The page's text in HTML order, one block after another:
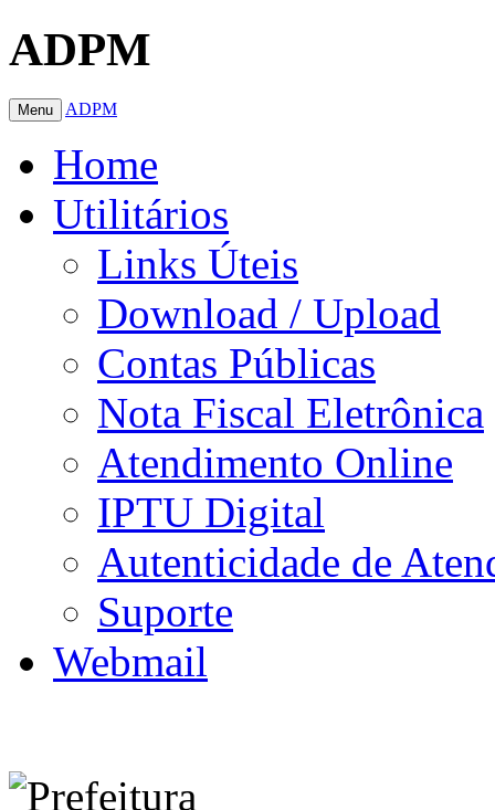
ADPM
Menu ADPM
Home
Utilitários
Links Úteis
Download / Upload
Contas Públicas
Nota Fiscal Eletrônica
Atendimento Online
IPTU Digital
Autenticidade de
Suporte
Webmail